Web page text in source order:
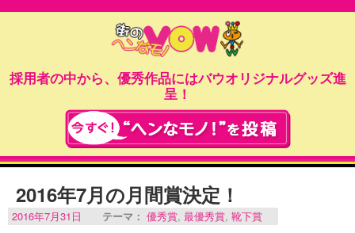
採用者の中から、優秀作品にはバウオリジナルグッズ進
呈！
2016年7月の月間賞決定！
2016年7月31日 テーマ： 優秀賞, 最優秀賞, 靴下賞